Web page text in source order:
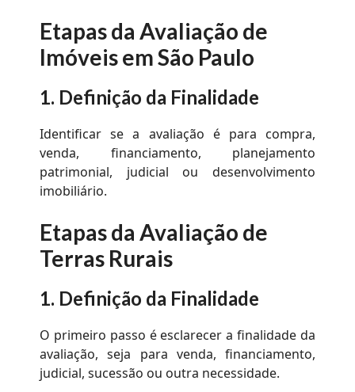
Etapas da Avaliação de
Imóveis em São Paulo
1. Definição da Finalidade
Identificar se a avaliação é para compra,
venda, financiamento, planejamento
patrimonial, judicial ou desenvolvimento
imobiliário.
Etapas da Avaliação de
Terras Rurais
1. Definição da Finalidade
O primeiro passo é esclarecer a finalidade da
avaliação, seja para venda, financiamento,
judicial, sucessão ou outra necessidade.